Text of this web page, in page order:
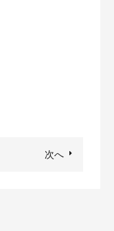
次へ